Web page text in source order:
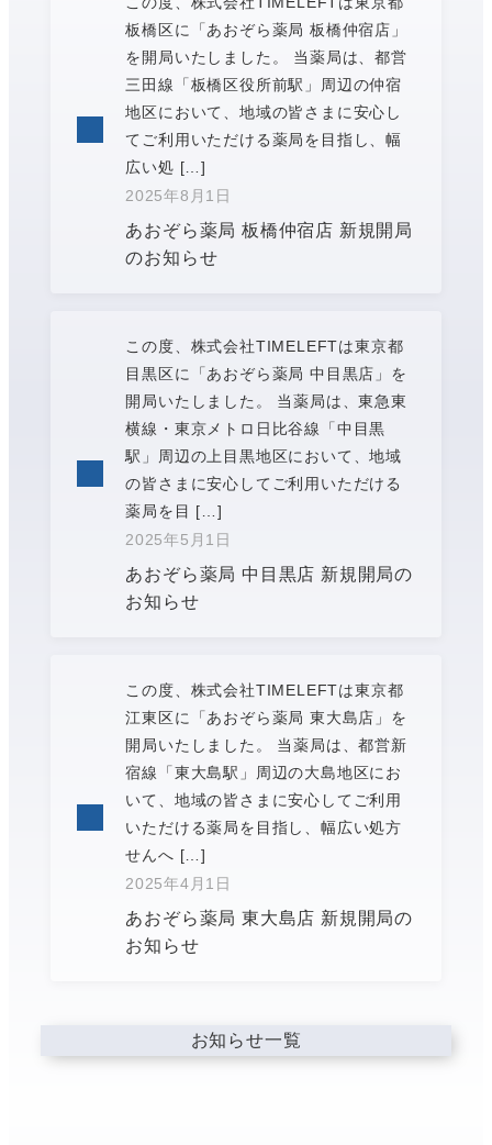
あおぞら薬局 板橋仲宿店 新規開局
のお知らせ
板橋区に「あおぞら薬局 板橋仲宿店」
を開局いたしました。 当薬局は、都営
三田線「板橋区役所前駅」周辺の仲宿
地区において、地域の皆さまに安心し
てご利用いただける薬局を目指し、幅
広い処 […]
投稿日
2025年8月1日
あおぞら薬局 中目黒店 新規開局の
お知らせ
この度、株式会社TIMELEFTは東京都
目黒区に「あおぞら薬局 中目黒店」を
開局いたしました。 当薬局は、東急東
横線・東京メトロ日比谷線「中目黒
駅」周辺の上目黒地区において、地域
の皆さまに安心してご利用いただける
薬局を目 […]
投稿日
2025年5月1日
あおぞら薬局 東大島店 新規開局の
お知らせ
この度、株式会社TIMELEFTは東京都
江東区に「あおぞら薬局 東大島店」を
開局いたしました。 当薬局は、都営新
宿線「東大島駅」周辺の大島地区にお
いて、地域の皆さまに安心してご利用
いただける薬局を目指し、幅広い処方
せんへ […]
投稿日
2025年4月1日
お知らせ一覧